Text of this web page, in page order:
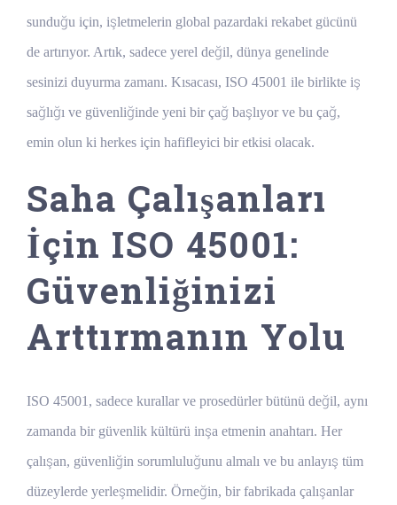
sunduğu için, işletmelerin global pazardaki rekabet gücünü
de artırıyor. Artık, sadece yerel değil, dünya genelinde
sesinizi duyurma zamanı. Kısacası, ISO 45001 ile birlikte iş
sağlığı ve güvenliğinde yeni bir çağ başlıyor ve bu çağ,
emin olun ki herkes için hafifleyici bir etkisi olacak.
Saha Çalışanları
İçin ISO 45001:
Güvenliğinizi
Arttırmanın Yolu
ISO 45001, sadece kurallar ve prosedürler bütünü değil, aynı
zamanda bir güvenlik kültürü inşa etmenin anahtarı. Her
çalışan, güvenliğin sorumluluğunu almalı ve bu anlayış tüm
düzeylerde yerleşmelidir. Örneğin, bir fabrikada çalışanlar